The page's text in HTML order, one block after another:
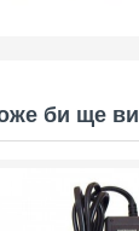
би ще ви